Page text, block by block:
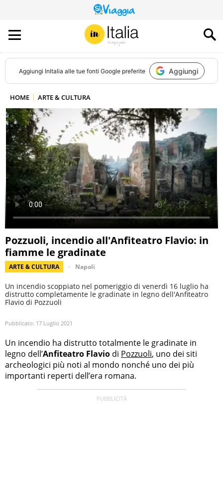
QUESTO
SITO
CONTRIBUISCE
ALL’AUDIENCE
DI
Aggiungi InItalia alle tue fonti Google preferite Aggiungi
HOME ARTE & CULTURA
Pozzuoli, incendio all'Anfiteatro Flavio: in
fiamme le gradinate
ARTE & CULTURA Napoli
Un incendio scoppiato nel pomeriggio di venerdì 16 luglio ha
distrutto completamente le gradinate in legno dell'Anfiteatro
Flavio di Pozzuoli
Pubblicato: 17 Luglio 2021
Un incendio ha distrutto totalmente le gradinate in
legno dell’Anfiteatro Flavio di Pozzuoli, uno dei siti
archeologici più noti al mondo nonché uno dei più
importanti reperti dell’era romana.